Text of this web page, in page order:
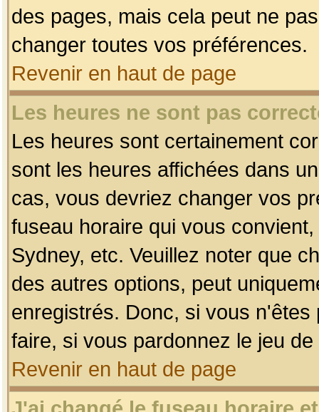
des pages, mais cela peut ne
changer toutes vos préférences.
Revenir en haut de page
Les heures ne sont pas
Les heures sont certainement
sont les heures affichées dans
cas, vous devriez changer vos
fuseau horaire qui vous
Sydney, etc. Veuillez noter que
des autres options, peut
enregistrés. Donc, si vous
faire, si vous pardonnez le jeu
Revenir en haut de page